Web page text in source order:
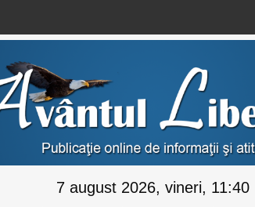
7 august 2026, vineri, 11:40